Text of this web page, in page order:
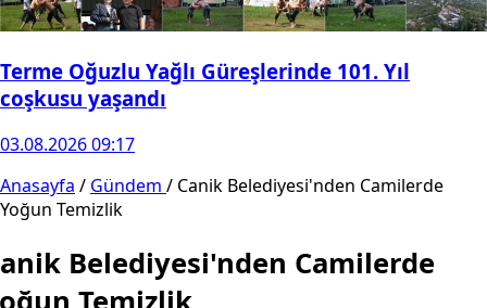
Terme Oğuzlu Yağlı Güreşlerinde 101. Yıl
coşkusu yaşandı
03.08.2026 09:17
Anasayfa / Gündem / Canik Belediyesi'nden Camilerde
Yoğun Temizlik
Belediyesi'nden Camilerde